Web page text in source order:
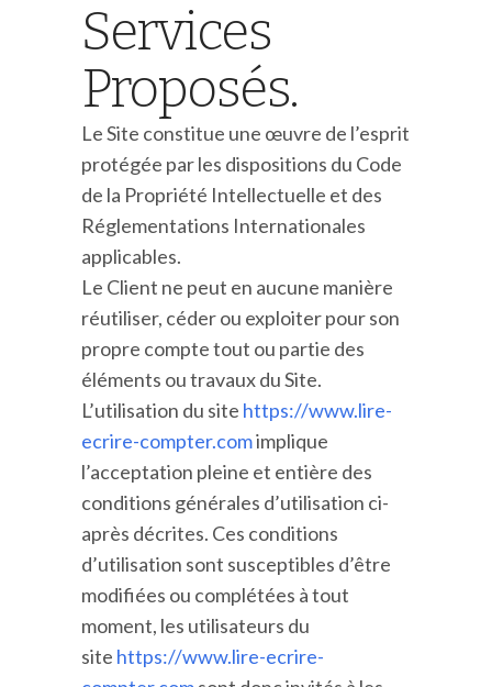
Services
Proposés.
Le Site constitue une œuvre de l’esprit
protégée par les dispositions du Code
de la Propriété Intellectuelle et des
Réglementations Internationales
applicables.
Le Client ne peut en aucune manière
réutiliser, céder ou exploiter pour son
propre compte tout ou partie des
éléments ou travaux du Site.
L’utilisation du site https://www.lire-
ecrire-compter.comimplique
l’acceptation pleine et entière des
conditions générales d’utilisation ci-
après décrites. Ces conditions
d’utilisation sont susceptibles d’être
modifiées ou complétées à tout
moment, les utilisateurs du
site https://www.lire-ecrire-